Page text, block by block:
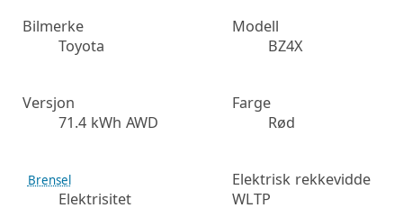
Bilmerke
Toyota
Modell
BZ4X
Versjon
71.4 kWh AWD
Farge
Rød
Brensel
Elektrisitet
Elektrisk rekkevidde
WLTP